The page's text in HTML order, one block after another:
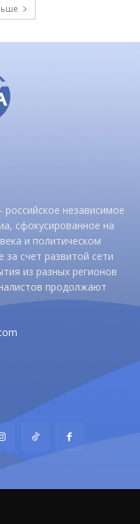
независимое
сфокусированное на
и политическом
за счет развитой сети
из разных регионов
продолжают